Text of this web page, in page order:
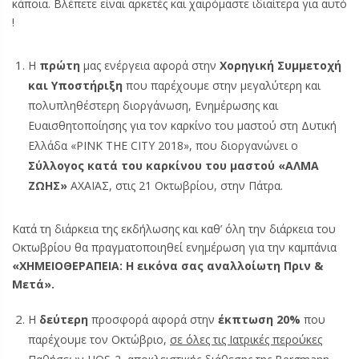
κάποια. Βλέπετε είναι αρκετές και χαιρόμαστε ιδιαίτερα για αυτό
!
Η πρώτη μας ενέργεια αφορά στην Χορηγική Συμμετοχή
και Υποστήριξη που παρέχουμε στην μεγαλύτερη και
πολυπληθέστερη διοργάνωση, Ενημέρωσης και
Ευαισθητοποίησης για τον καρκίνο του μαστού στη Δυτική
Ελλάδα «PINK THE CITY 2018», που διοργανώνει ο
Σύλλογος κατά του καρκίνου του μαστού «ΑΛΜΑ
ΖΩΗΣ» ΑΧΑΪΑΣ, στις 21 Οκτωβρίου, στην Πάτρα.
Κατά τη διάρκεια της εκδήλωσης και καθ’ όλη την διάρκεια του
Οκτωβρίου θα πραγματοποιηθεί ενημέρωση για την καμπάνια
«ΧΗΜΕΙΟΘΕΡΑΠΕΙΑ: Η εικόνα σας αναλλοίωτη Πριν &
Μετά».
Η δεύτερη προσφορά αφορά στην έκπτωση 20% που
παρέχουμε τον Οκτώβριο, σε όλες τις Ιατρικές περούκες